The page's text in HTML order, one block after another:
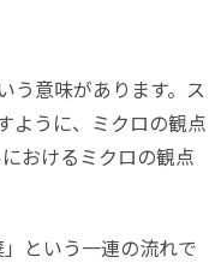
う意味があります。ス
ように、ミクロの観点
おけるミクロの観点
という一連の流れで